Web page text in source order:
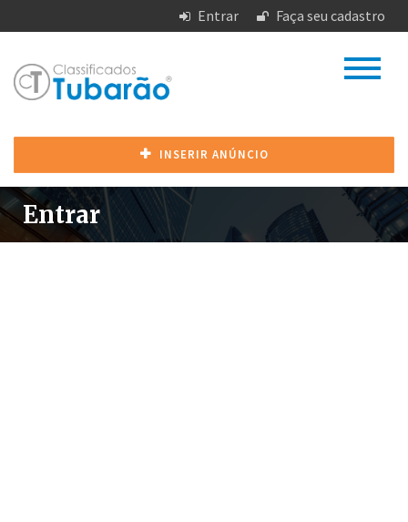
Entrar Faça seu cadastro
INSERIR ANÚNCIO
Entrar